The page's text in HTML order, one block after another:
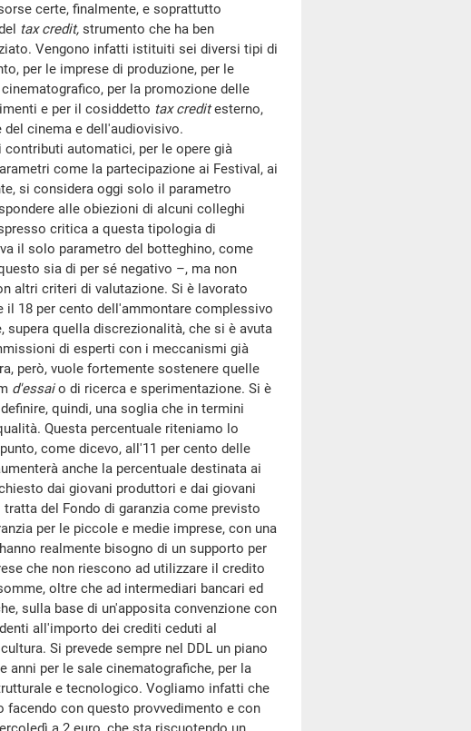
certe, finalmente, e soprattutto
tax credit, strumento che ha ben
Vengono infatti istituiti sei diversi tipi di
per le imprese di produzione, per le
per la promozione delle
e per il cosiddetto tax creditesterno,
cinema e dell'audiovisivo.
automatici, per le opere già
come la partecipazione ai Festival, ai
si considera oggi solo il parametro
alle obiezioni di alcuni colleghi
critica a questa tipologia di
il solo parametro del botteghino, come
sia di per sé negativo –, ma non
altri criteri di valutazione. Si è lavorato
18 per cento dell'ammontare complessivo
supera quella discrezionalità, che si è avuta
di esperti con i meccanismi già
però, vuole fortemente sostenere quelle
d'essaio di ricerca e sperimentazione. Si è
quindi, una soglia che in termini
Questa percentuale riteniamo lo
come dicevo, all'11 per cento delle
anche la percentuale destinata ai
dai giovani produttori e dai giovani
del Fondo di garanzia come previsto
per le piccole e medie imprese, con una
realmente bisogno di un supporto per
che non riescono ad utilizzare il credito
oltre che ad intermediari bancari ed
sulla base di un'apposita convenzione con
all'importo dei crediti ceduti al
Si prevede sempre nel DDL un piano
per le sale cinematografiche, per la
e tecnologico. Vogliamo infatti che
facendo con questo provvedimento e con